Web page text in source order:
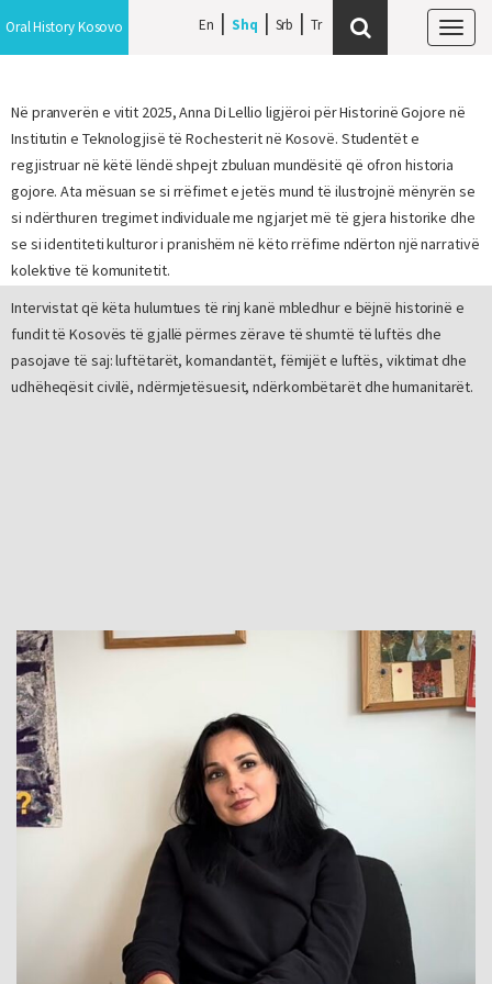
En Shq Srb
Oral History Kosovo
Në pranverën e vitit 2025, Anna Di Lellio ligjëroi për Historinë Gojore në
Institutin e Teknologjisë të Rochesterit në Kosovë. Studentët e
regjistruar në këtë lëndë shpejt zbuluan mundësitë që ofron historia
gojore. Ata mësuan se si rrëfimet e jetës mund të ilustrojnë mënyrën se
si ndërthuren tregimet individuale me ngjarjet më të gjera historike dhe
se si identiteti kulturor i pranishëm në këto rrëfime ndërton një narrativë
kolektive të komunitetit.
Intervistat që këta hulumtues të rinj kanë mbledhur e bëjnë historinë e
fundit të Kosovës të gjallë përmes zërave të shumtë të luftës dhe
pasojave të saj: luftëtarët, komandantët, fëmijët e luftës, viktimat dhe
udhëheqësit civilë, ndërmjetësuesit, ndërkombëtarët dhe humanitarët.